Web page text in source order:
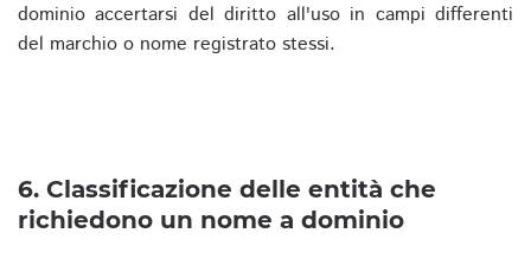
dominio accertarsi del diritto all'uso in campi differenti
del marchio o nome registrato stessi.
6. Classificazione delle entità che
richiedono un nome a dominio